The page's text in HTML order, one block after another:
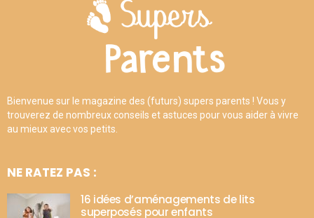
Bienvenue sur le magazine des (futurs) supers parents ! Vous y
trouverez de nombreux conseils et astuces pour vous aider à vivre
au mieux avec vos petits.
NE RATEZ PAS :
16 idées d’aménagements de lits
superposés pour enfants